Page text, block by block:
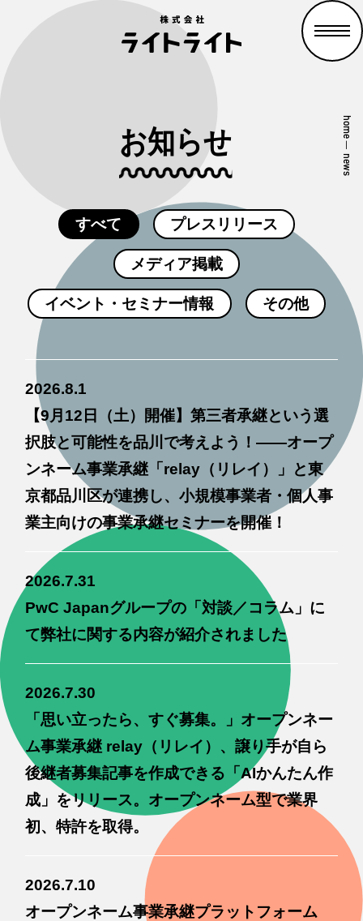
お知らせ home
—
news
すべて プレスリリース
メディア掲載
イベント・セミナー情報 その他
2026.8.1
【9月12日（土）開催】第三者承継という選
択肢と可能性を品川で考えよう！——オープ
ンネーム事業承継「relay（リレイ）」と東
京都品川区が連携し、小規模事業者・個人事
業主向けの事業承継セミナーを開催！
2026.7.31
PwC Japanグループの「対談／コラム」に
て弊社に関する内容が紹介されました
2026.7.30
「思い立ったら、すぐ募集。」オープンネー
ム事業承継 relay（リレイ）、譲り手が自ら
後継者募集記事を作成できる「AIかんたん作
成」をリリース。オープンネーム型で業界
初、特許を取得。
2026.7.10
オープンネーム事業承継プラットフォーム